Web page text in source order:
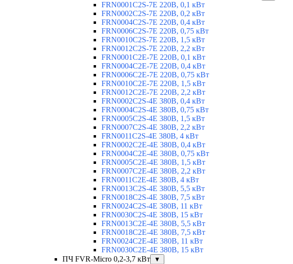
FRN0001C2S-7E 220В, 0,1 кВт
FRN0002C2S-7E 220В, 0,2 кВт
FRN0004C2S-7E 220В, 0,4 кВт
FRN0006C2S-7E 220В, 0,75 кВт
FRN0010C2S-7E 220В, 1,5 кВт
FRN0012C2S-7E 220В, 2,2 кВт
FRN0001C2E-7E 220В, 0,1 кВт
FRN0004C2E-7E 220В, 0,4 кВт
FRN0006C2E-7E 220В, 0,75 кВт
FRN0010C2E-7E 220В, 1,5 кВт
FRN0012C2E-7E 220В, 2,2 кВт
FRN0002C2S-4E 380В, 0,4 кВт
FRN0004C2S-4E 380В, 0,75 кВт
FRN0005C2S-4E 380В, 1,5 кВт
FRN0007C2S-4E 380В, 2,2 кВт
FRN0011C2S-4E 380В, 4 кВт
FRN0002C2E-4E 380В, 0,4 кВт
FRN0004C2E-4E 380В, 0,75 кВт
FRN0005C2E-4E 380В, 1,5 кВт
FRN0007C2E-4E 380В, 2,2 кВт
FRN0011C2E-4E 380В, 4 кВт
FRN0013C2S-4E 380В, 5,5 кВт
FRN0018C2S-4E 380В, 7,5 кВт
FRN0024C2S-4E 380В, 11 кВт
FRN0030C2S-4E 380В, 15 кВт
FRN0013C2E-4E 380В, 5,5 кВт
FRN0018C2E-4E 380В, 7,5 кВт
FRN0024C2E-4E 380В, 11 кВт
FRN0030C2E-4E 380В, 15 кВт
ПЧ FVR-Micro 0,2-3,7 кВт
▼